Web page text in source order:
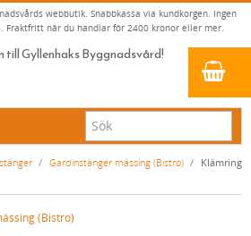
webbutik. Snabbkassa via kundkorgen. Ingen
Fraktfritt när du handlar för 2400 kronor eller mer.
till Gyllenhaks Byggnadsvård!
MED MERA
/ Gardinstänger mässing (Bistro) / Klämring